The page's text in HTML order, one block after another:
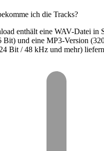
ich die Tracks?
enthält eine WAV-Datei in
und eine MP3-Version
Bit / 48 kHz und mehr)